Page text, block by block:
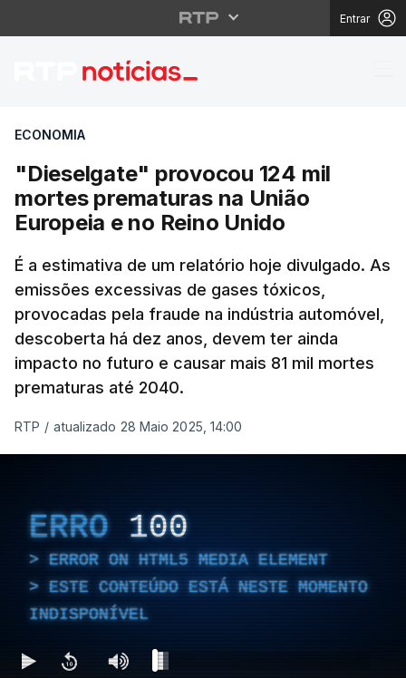
Entrar
"Dieselgate"
ECONOMIA
"Dieselgate" provocou 124 mil
mortes prematuras na União
Europeia e no Reino Unido
É a estimativa de um relatório hoje divulgado. As
emissões excessivas de gases tóxicos,
provocadas pela fraude na indústria automóvel,
descoberta há dez anos, devem ter ainda
impacto no futuro e causar mais 81 mil mortes
prematuras até 2040.
RTP / atualizado 28 Maio 2025, 14:00
ERRO 100
ERROR ON HTML5 MEDIA ELEMENT
ESTE CONTEÚDO ESTÁ NESTE MOMENTO
INDISPONÍVEL